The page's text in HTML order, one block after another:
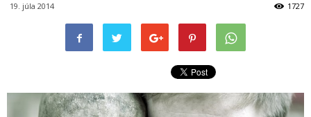
19. júla 2014 1727